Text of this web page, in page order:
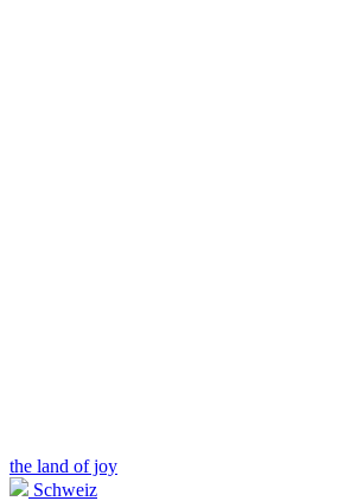
the land of joy
Schweiz